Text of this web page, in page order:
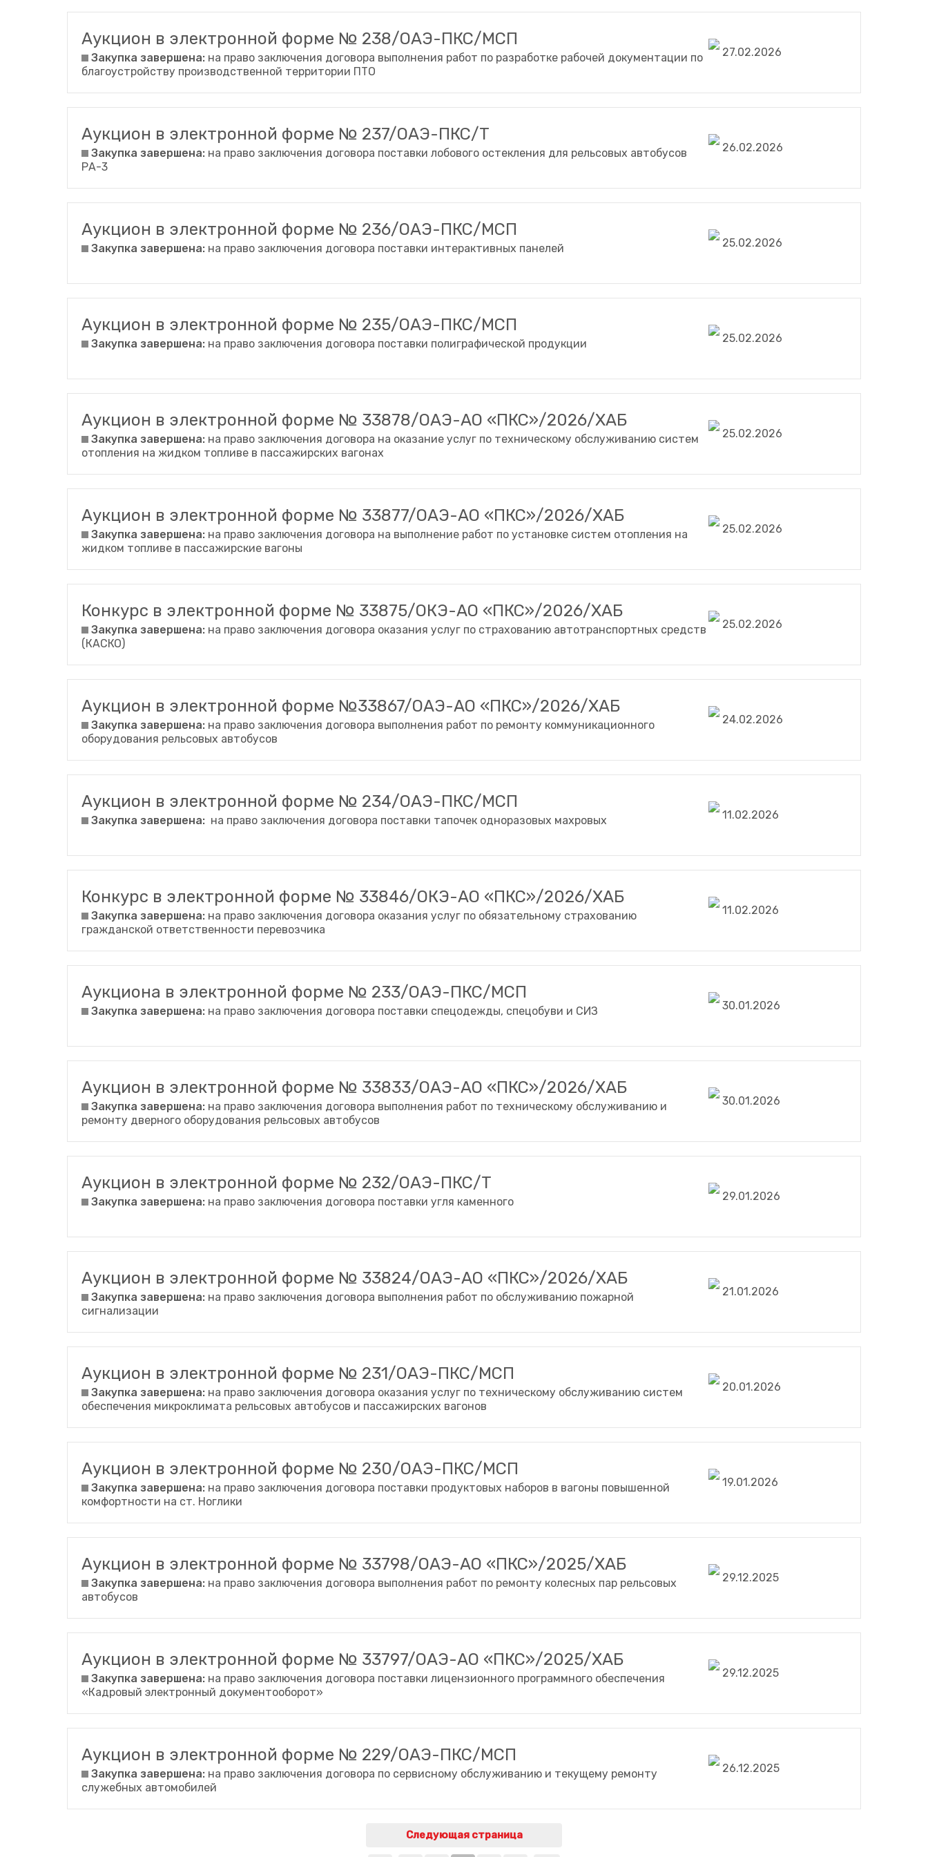
27.02.2026
Аукцион в электронной форме № 238/ОАЭ-ПКС/МСП
Закупка завершена: на право заключения договора выполнения работ по разработке рабочей документации по
благоустройству производственной территории ПТО
26.02.2026
Аукцион в электронной форме № 237/ОАЭ-ПКС/Т
Закупка завершена: на право заключения договора поставки лобового остекления для рельсовых автобусов
РА-3
25.02.2026
Аукцион в электронной форме № 236/ОАЭ-ПКС/МСП
Закупка завершена: на право заключения договора поставки интерактивных панелей
25.02.2026
Аукцион в электронной форме № 235/ОАЭ-ПКС/МСП
Закупка завершена: на право заключения договора поставки полиграфической продукции
25.02.2026
Аукцион в электронной форме № 33878/ОАЭ-АО «ПКС»/2026/ХАБ
Закупка завершена: на право заключения договора на оказание услуг по техническому обслуживанию систем
отопления на жидком топливе в пассажирских вагонах
25.02.2026
Аукцион в электронной форме № 33877/ОАЭ-АО «ПКС»/2026/ХАБ
Закупка завершена: на право заключения договора на выполнение работ по установке систем отопления на
жидком топливе в пассажирские вагоны
25.02.2026
Конкурс в электронной форме № 33875/ОКЭ-АО «ПКС»/2026/ХАБ
Закупка завершена: на право заключения договора оказания услуг по страхованию автотранспортных средств
(КАСКО)
24.02.2026
Аукцион в электронной форме №33867/ОАЭ-АО «ПКС»/2026/ХАБ
Закупка завершена: на право заключения договора выполнения работ по ремонту коммуникационного
оборудования рельсовых автобусов
11.02.2026
Аукцион в электронной форме № 234/ОАЭ-ПКС/МСП
Закупка завершена: на право заключения договора поставки тапочек одноразовых махровых
11.02.2026
Конкурс в электронной форме № 33846/ОКЭ-АО «ПКС»/2026/ХАБ
Закупка завершена: на право заключения договора оказания услуг по обязательному страхованию
гражданской ответственности перевозчика
30.01.2026
Аукциона в электронной форме № 233/ОАЭ-ПКС/МСП
Закупка завершена: на право заключения договора поставки спецодежды, спецобуви и СИЗ
30.01.2026
Аукцион в электронной форме № 33833/ОАЭ-АО «ПКС»/2026/ХАБ
Закупка завершена: на право заключения договора выполнения работ по техническому обслуживанию и
ремонту дверного оборудования рельсовых автобусов
29.01.2026
Аукцион в электронной форме № 232/ОАЭ-ПКС/Т
Закупка завершена: на право заключения договора поставки угля каменного
21.01.2026
Аукцион в электронной форме № 33824/ОАЭ-АО «ПКС»/2026/ХАБ
Закупка завершена: на право заключения договора выполнения работ по обслуживанию пожарной
сигнализации
20.01.2026
Аукцион в электронной форме № 231/ОАЭ-ПКС/МСП
Закупка завершена: на право заключения договора оказания услуг по техническому обслуживанию систем
обеспечения микроклимата рельсовых автобусов и пассажирских вагонов
19.01.2026
Аукцион в электронной форме № 230/ОАЭ-ПКС/МСП
Закупка завершена: на право заключения договора поставки продуктовых наборов в вагоны повышенной
комфортности на ст. Ноглики
29.12.2025
Аукцион в электронной форме № 33798/ОАЭ-АО «ПКС»/2025/ХАБ
Закупка завершена: на право заключения договора выполнения работ по ремонту колесных пар рельсовых
автобусов
29.12.2025
Аукцион в электронной форме № 33797/ОАЭ-АО «ПКС»/2025/ХАБ
Закупка завершена: на право заключения договора поставки лицензионного программного обеспечения
«Кадровый электронный документооборот»
26.12.2025
Аукцион в электронной форме № 229/ОАЭ-ПКС/МСП
Закупка завершена: на право заключения договора по сервисному обслуживанию и текущему ремонту
служебных автомобилей
Следующая страница